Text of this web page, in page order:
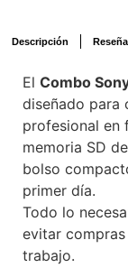
Descripción
El Combo
diseñado para
profesional en
memoria SD
bolso
primer día.
Todo lo
evitar
trabajo.